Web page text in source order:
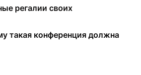
регалии своих
такая конференция должна